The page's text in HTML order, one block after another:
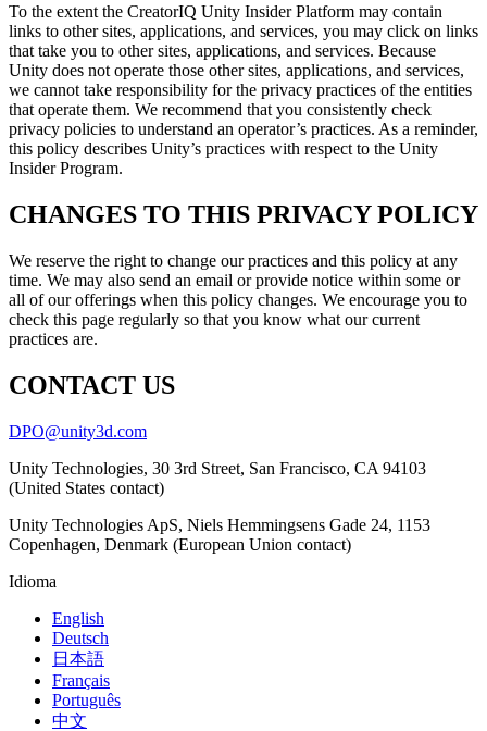
To the extent the CreatorIQ Unity Insider Platform may contain
links to other sites, applications, and services, you may click on links
that take you to other sites, applications, and services. Because
Unity does not operate those other sites, applications, and services,
we cannot take responsibility for the privacy practices of the entities
that operate them. We recommend that you consistently check
privacy policies to understand an operator’s practices. As a reminder,
this policy describes Unity’s practices with respect to the Unity
Insider Program.
CHANGES TO THIS PRIVACY POLICY
We reserve the right to change our practices and this policy at any
time. We may also send an email or provide notice within some or
all of our offerings when this policy changes. We encourage you to
check this page regularly so that you know what our current
practices are.
CONTACT US
DPO@unity3d.com
Unity Technologies, 30 3rd Street, San Francisco, CA 94103
(United States contact)
Unity Technologies ApS, Niels Hemmingsens Gade 24, 1153
Copenhagen, Denmark (European Union contact)
Idioma
English
Deutsch
日本語
Français
Português
中文